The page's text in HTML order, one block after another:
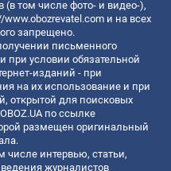
том числе фото- и видео-),
www.obozrevatel.com и на всех
запрещено.
письменного
при условии обязательной
изданий - при
на их использование и при
открытой для поисковых
по ссылке
размещен оригинальный
числе интервью, статьи,
журналистов